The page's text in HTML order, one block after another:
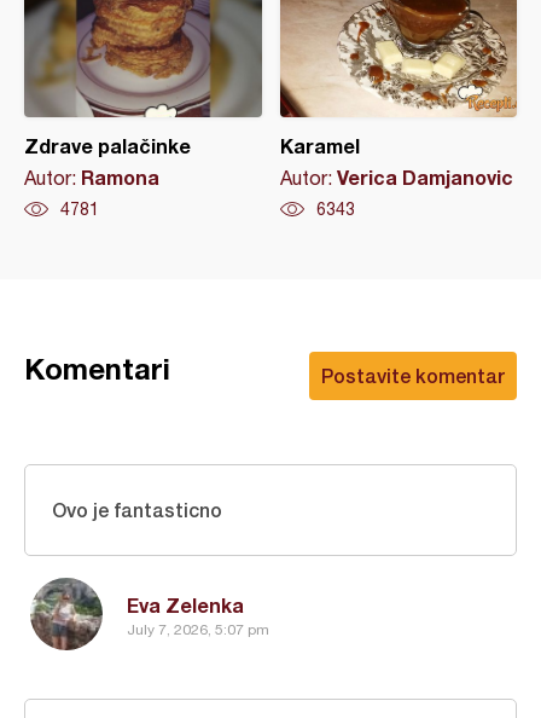
Zdrave palačinke
Autor: Ramona
4781
Karamel
Autor: Verica Damjanovic
6343
Postavite komentar
Komentari
Eva Zelenka
July 7, 2026, 5:07 pm
Ovo je fantasticno